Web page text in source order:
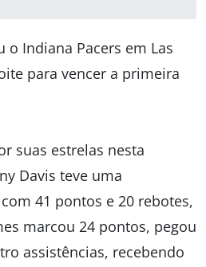
o Indiana Pacers em Las
para vencer a primeira
suas estrelas nesta
Davis teve uma
41 pontos e 20 rebotes,
marcou 24 pontos, pegou
assistências, recebendo